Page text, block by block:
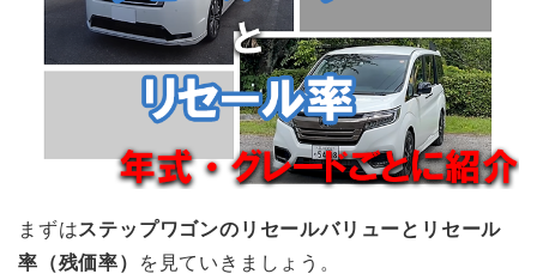
まずはステップワゴンのリセールバリューとリセール
率（残価率）
を見ていきましょう。